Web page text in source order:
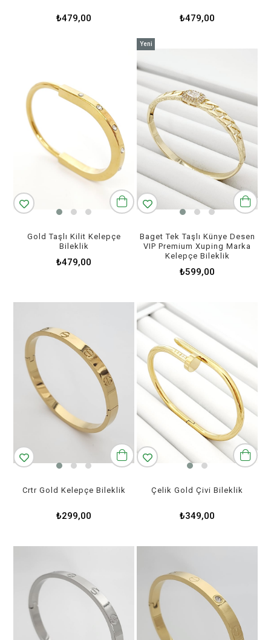
₺479,00 ₺479,00
Gold Taşlı Kilit Kelepçe
Bileklik
₺479,00
Baget Tek Taşlı Künye Desen
VIP Premium Xuping Marka
Kelepçe Bileklik
₺599,00
Yeni
Crtr Gold Kelepçe Bileklik
₺299,00
Çelik Gold Çivi Bileklik
₺349,00